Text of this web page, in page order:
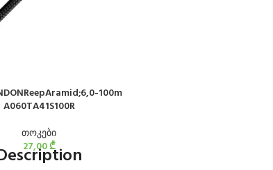
100m
A060TA41S100R
თოკები
27,00₾